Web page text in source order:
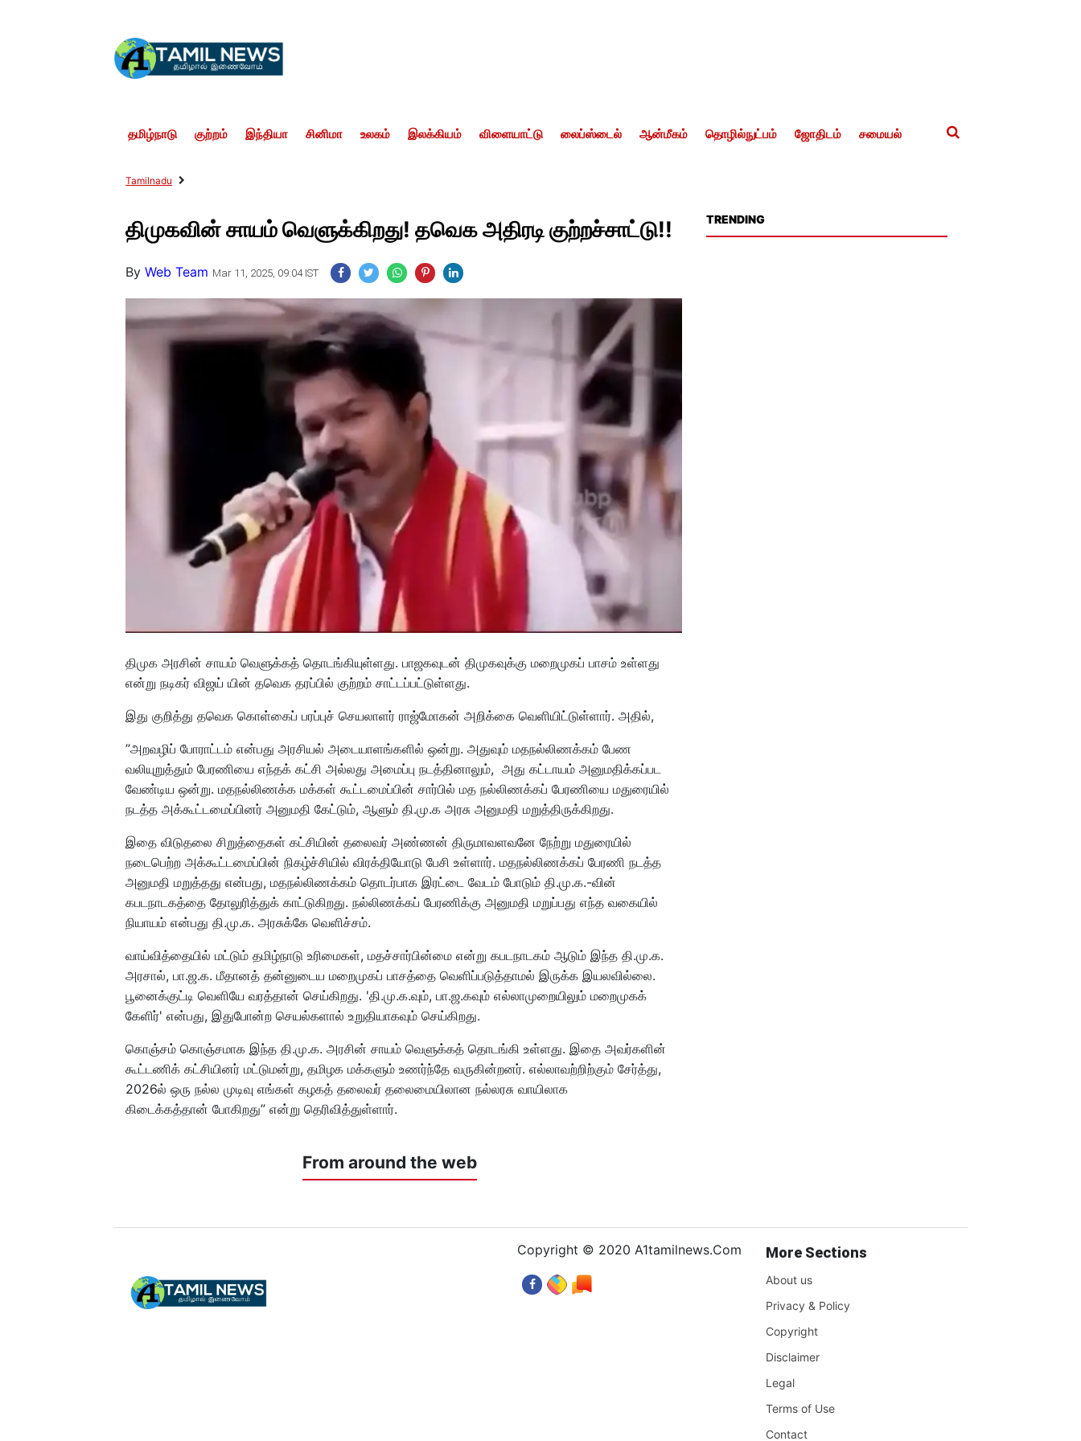
தமிழ்நாடு குற்றம் இந்தியா சினிமா உலகம் இலக்கியம் விளையாட்டு லைப்ஸ்டைல் ஆன்மீகம் தொழில்நுட்பம் ஜோதிடம் சமையல்
Tamilnadu
திமுகவின் சாயம் வெளுக்கிறது! தவெக அதிரடி குற்றச்சாட்டு!!
ByWeb Team Mar 11, 2025, 09:04 IST
திமுக அரசின் சாயம் வெளுக்கத் தொடங்கியுள்ளது. பாஜகவுடன் திமுகவுக்கு மறைமுகப் பாசம் உள்ளது
என்று நடிகர் விஜய் யின் தவெக தரப்பில் குற்றம் சாட்டப்பட்டுள்ளது.
இது குறித்து தவெக கொள்கைப் பரப்புச் செயலாளர் ராஜ்மோகன் அறிக்கை வெளியிட்டுள்ளார். அதில்,
”அறவழிப் போராட்டம் என்பது அரசியல் அடையாளங்களில் ஒன்று. அதுவும் மதநல்லிணக்கம் பேண
வலியுறுத்தும் பேரணியை எந்தக் கட்சி அல்லது அமைப்பு நடத்தினாலும், அது கட்டாயம் அனுமதிக்கப்பட
வேண்டிய ஒன்று. மதநல்லிணக்க மக்கள் கூட்டமைப்பின் சார்பில் மத நல்லிணக்கப் பேரணியை மதுரையில்
நடத்த அக்கூட்டமைப்பினர் அனுமதி கேட்டும், ஆளும் தி.மு.க அரசு அனுமதி மறுத்திருக்கிறது.
இதை விடுதலை சிறுத்தைகள் கட்சியின் தலைவர் அண்ணன் திருமாவளவனே நேற்று மதுரையில்
நடைபெற்ற அக்கூட்டமைப்பின் நிகழ்ச்சியில் விரக்தியோடு பேசி உள்ளார். மதநல்லிணக்கப் பேரணி நடத்த
அனுமதி மறுத்தது என்பது, மதநல்லிணக்கம் தொடர்பாக இரட்டை வேடம் போடும் தி.மு.க.-வின்
கபடநாடகத்தை தோலுரித்துக் காட்டுகிறது. நல்லிணக்கப் பேரணிக்கு அனுமதி மறுப்பது எந்த வகையில்
நியாயம் என்பது தி.மு.க. அரசுக்கே வெளிச்சம்.
வாய்வித்தையில் மட்டும் தமிழ்நாடு உரிமைகள், மதச்சார்பின்மை என்று கபடநாடகம் ஆடும் இந்த தி.மு.க.
அரசால், பா.ஜ.க. மீதானத் தன்னுடைய மறைமுகப் பாசத்தை வெளிப்படுத்தாமல் இருக்க இயலவில்லை.
பூனைக்குட்டி வெளியே வரத்தான் செய்கிறது. 'தி.மு.க.வும், பா.ஜ.கவும் எல்லாமுறையிலும் மறைமுகக்
கேளிர்' என்பது, இதுபோன்ற செயல்களால் உறுதியாகவும் செய்கிறது.
கொஞ்சம் கொஞ்சமாக இந்த தி.மு.க. அரசின் சாயம் வெளுக்கத் தொடங்கி உள்ளது. இதை அவர்களின்
கூட்டணிக் கட்சியினர் மட்டுமன்று, தமிழக மக்களும் உணர்ந்தே வருகின்றனர். எல்லாவற்றிற்கும் சேர்த்து,
2026ல் ஒரு நல்ல முடிவு எங்கள் கழகத் தலைவர் தலைமையிலான நல்லரசு வாயிலாக
கிடைக்கத்தான் போகிறது” என்று தெரிவித்துள்ளார்.
From around the web
TRENDING
Copyright © 2020 A1tamilnews.Com More Sections
About us
Privacy & Policy
Copyright
Disclaimer
Legal
Terms of Use
Contact